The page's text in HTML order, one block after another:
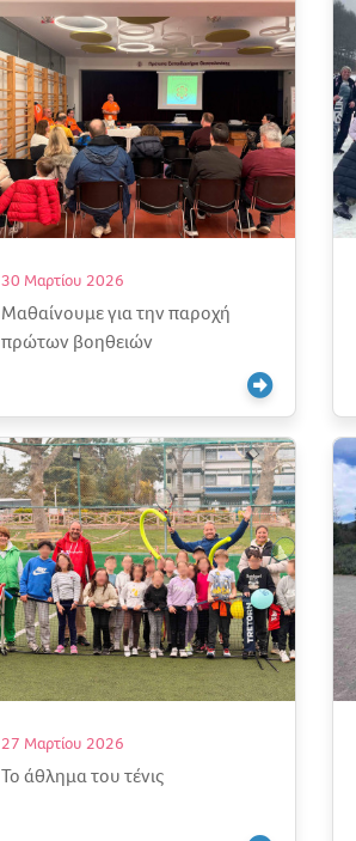
30 Μαρτίου 2026
Μαθαίνουμε για την παροχή
πρώτων βοηθειών
27 Μαρτίου 2026
Το άθλημα του τένις